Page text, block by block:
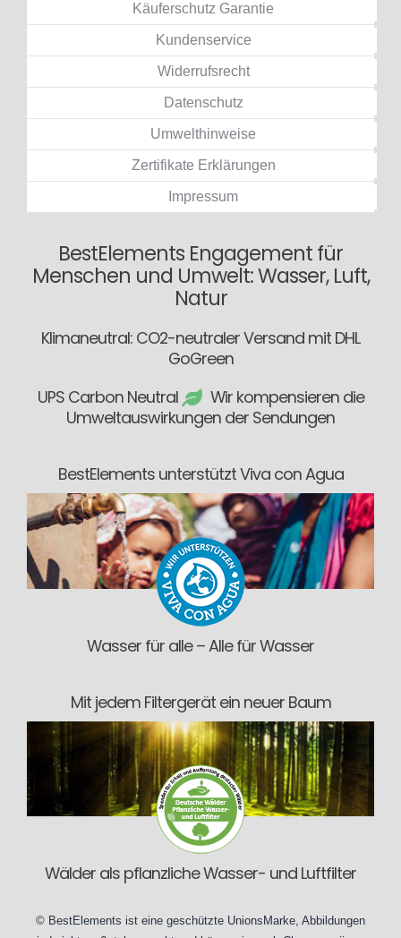
Käuferschutz Garantie
Kundenservice
Widerrufsrecht
Datenschutz
Umwelthinweise
Zertifikate Erklärungen
Impressum
BestElements Engagement für
Menschen und Umwelt: Wasser, Luft,
Natur
Klimaneutral: CO2-neutraler Versand mit DHL
GoGreen
UPS Carbon Neutral
Wir kompensieren die
Umweltauswirkungen der Sendungen
BestElements unterstützt Viva con Agua
Wasser für alle – Alle für Wasser
Mit jedem Filtergerät ein neuer Baum
Wälder als pflanzliche Wasser- und Luftfilter
© BestElements ist eine geschützte UnionsMarke, Abbildungen